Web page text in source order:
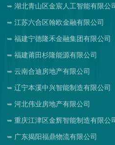
湖北青山区金宸人工智能有限公
江苏六合区翰欧金融有限公司
福建宁德隆禾金融集团有限公司
福建莆田杉隆能源有限公司
云南合迪房地产有限公司
辽宁本溪中兴智能制造有限公司
河北伟业房地产有限公司
重庆江津区金辉智能制造有限公
广东揭阳福鼎物流有限公司